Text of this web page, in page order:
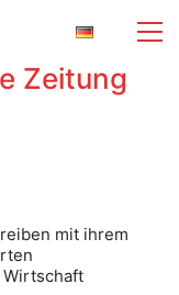
Zeitung
mit ihrem
Wirtschaft